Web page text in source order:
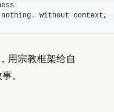
nothing. Without
用宗教框架给自
。